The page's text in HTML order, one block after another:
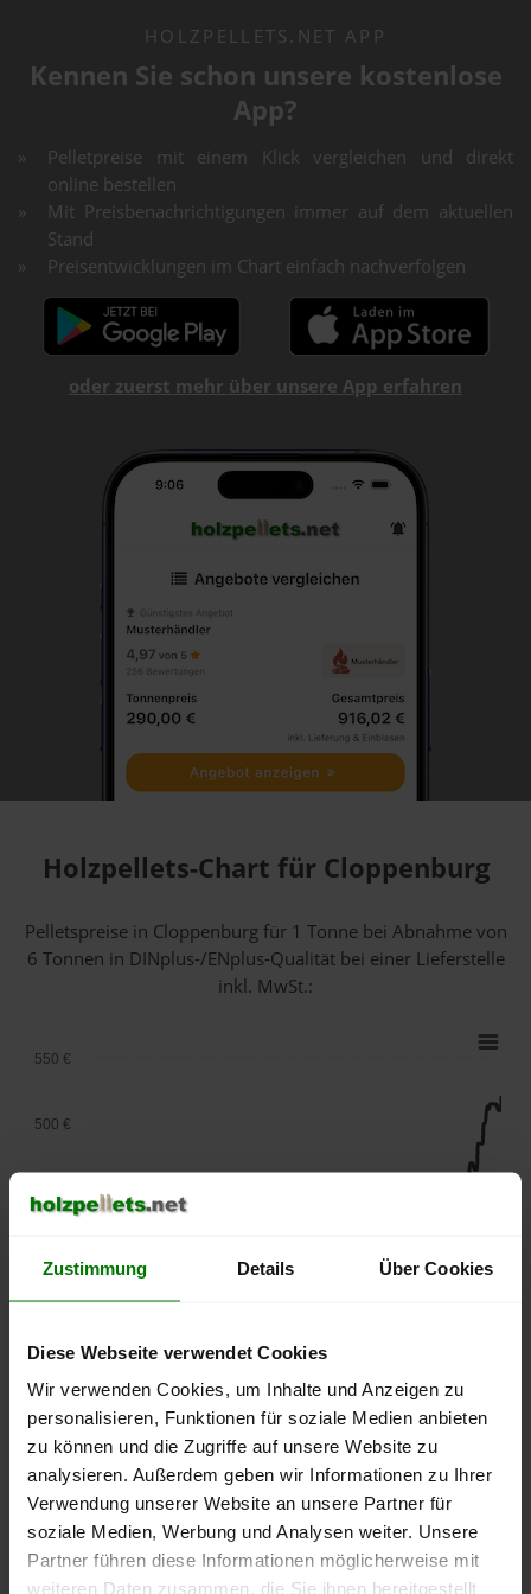
Zustimmung Details Über Cookies
Diese Webseite verwendet Cookies
Wir verwenden Cookies, um Inhalte und Anzeigen zu
personalisieren, Funktionen für soziale Medien anbieten
zu können und die Zugriffe auf unsere Website zu
analysieren. Außerdem geben wir Informationen zu Ihrer
Verwendung unserer Website an unsere Partner für
soziale Medien, Werbung und Analysen weiter. Unsere
Partner führen diese Informationen möglicherweise mit
weiteren Daten zusammen, die Sie ihnen bereitgestellt
HOLZPELLETS.NET APP
Kennen Sie schon unsere kostenlose
App?
Pelletpreise mit einem Klick vergleichen und direkt
online bestellen
Mit Preisbenachrichtigungen immer auf dem aktuellen
Stand
Preisentwicklungen im Chart einfach nachverfolgen
oder zuerst mehr über unsere App erfahren
Holzpellets-Chart für Cloppenburg
Pelletspreise in Cloppenburg für 1 Tonne bei Abnahmevon
6 Tonnen in DINplus-/ENplus-Qualität bei einer Lieferstelle
inkl. MwSt.:
lose Ware
2025
2026
2026
300 €
500 €
550 €
Die aktuelle Preisentwicklung für Holzpellets in Deutschland
können Sie jederzeit auf unsererPelletspreise-Seite
nachvollziehen.